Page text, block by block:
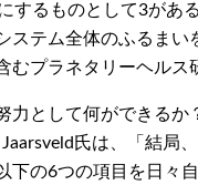
するものとして3があ
ステム全体のふるま
むプラネタリーヘルス
力として何ができる
氏は、「結局
下の6つの項目を日々